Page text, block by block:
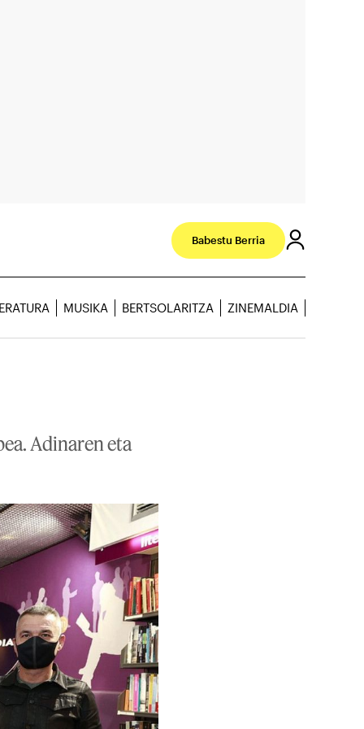
Babestu Berria
MUSIKA BERTSOLARITZA ZINEMALDIA
Adinaren eta